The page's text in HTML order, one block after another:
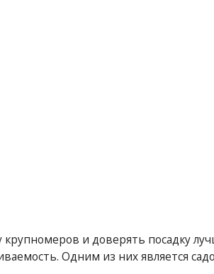
крупномеров и доверять посадку
Одним из них является